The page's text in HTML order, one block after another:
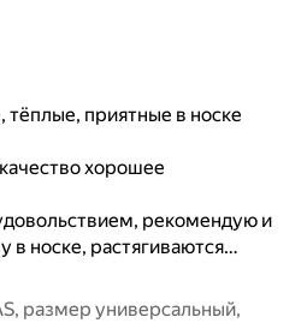
тёплые, приятные в носке
хорошее
рекомендую и
в носке, растягиваются…
размер универсальный,